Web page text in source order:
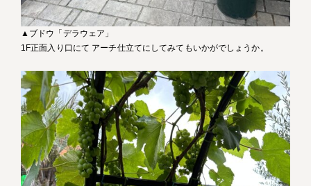
▲ブドウ「デラウェア」
1F正面入り口にて アーチ仕立てにしてみてもいかがでしょうか。